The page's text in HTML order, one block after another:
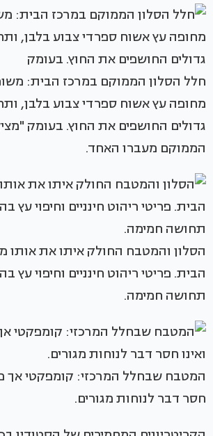
חלל הסלון הממוקם במרכז הבית:
מחופה עץ אשוח ספרדי צבוע בלבן,
גדולים החושפים את החוץ. בעומק
הממוקם מעברו האחד.
הסלון והמטבח החולק איתו את אותו
הבית. פריטי ריהוט חינניים וחיפוי עץ
תחושה חמימה.
המטבח שבחלל המרכזי: קומפקטי אך
חסר דבר לנוחות מגורים.